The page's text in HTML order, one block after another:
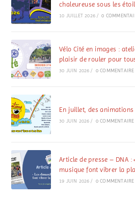
chaleureuse sous les
10 JUILLET 2026 / 0
Vélo Cité en images :
plaisir de rouler pour
30 JUIN 2026 / 0 COMMENTAIRE
En juillet, des animations
30 JUIN 2026 / 0 COMMENTAIRE
Article de presse – DNA :
musique font vibrer la
19 JUIN 2026 / 0 COMMENTAIRE